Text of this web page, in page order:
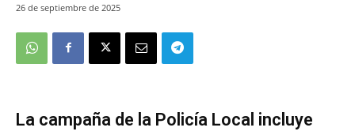
26 de septiembre de 2025
La campaña de la Policía Local incluye